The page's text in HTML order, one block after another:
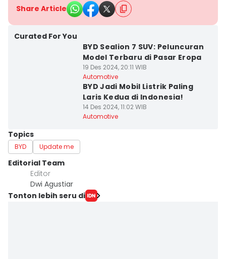
Share Article
Curated For You
BYD Sealion 7 SUV: Peluncuran
Model Terbaru di Pasar Eropa
19 Des 2024, 20:11 WIB
Automotive
BYD Jadi Mobil Listrik Paling
Laris Kedua di Indonesia!
14 Des 2024, 11:02 WIB
Automotive
Topics
BYD Update me
Editorial Team
Editor
Dwi Agustiar
Tonton lebih seru di